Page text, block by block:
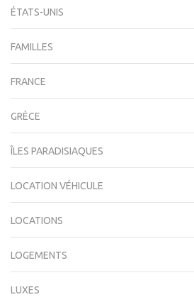
ÉTATS-UNIS
FAMILLES
FRANCE
GRÈCE
ÎLES PARADISIAQUES
LOCATION VÉHICULE
LOCATIONS
LOGEMENTS
LUXES